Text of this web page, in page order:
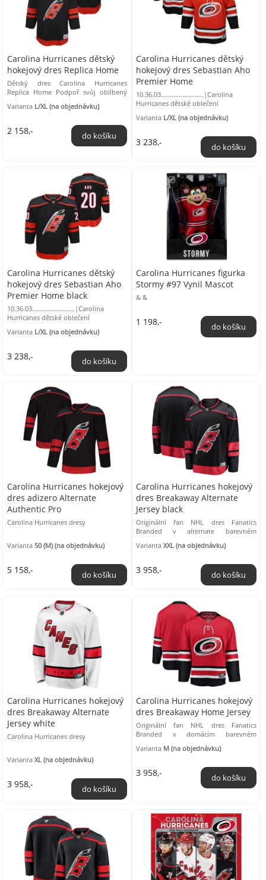
Carolina Hurricanes dětský
hokejový dres Replica Home
Dětský dres Carolina Hurricanes
Replica Home Podpoř svůj oblíbený
profesionální ...
Varianta L/XL (na objednávku)
2 158,-
Carolina Hurricanes dětský
hokejový dres Sebastian Aho
Premier Home
10.36.03........................|Carolina
Hurricanes dětské oblečení
Varianta L/XL (na objednávku)
3 238,-
Carolina Hurricanes dětský
hokejový dres Sebastian Aho
Premier Home black
10.36.03........................|Carolina
Hurricanes dětské oblečení
Varianta L/XL (na objednávku)
3 238,-
Carolina Hurricanes figurka
Stormy #97 Vynil Mascot
& &
1 198,-
Carolina Hurricanes hokejový
dres adizero Alternate
Authentic Pro
Carolina Hurricanes dresy
Varianta50 (M) (na objednávku)
5 158,-
Carolina Hurricanes hokejový
dres Breakaway Alternate
Jersey black
Originální fan NHL dres Fanatics
Branded v alternate barevném
provedení, navržený a vyrobený jako
fan verze on ice ...
VariantaXXL (na objednávku)
3 958,-
Carolina Hurricanes hokejový
dres Breakaway Alternate
Jersey white
Carolina Hurricanes dresy
VariantaXL (na objednávku)
3 958,-
Carolina Hurricanes hokejový
dres Breakaway Home Jersey
Originální fan NHL dres Fanatics
Branded v domácím barevném
provedení, navržený a vyrobený jako
fan verze on ice ...
Varianta M (na objednávku)
3 958,-